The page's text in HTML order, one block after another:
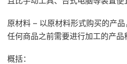
原材料 – 以原材料形式购买的产
任何商品之前需要进行加工的产品
概括：